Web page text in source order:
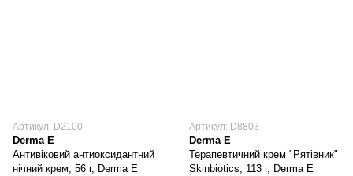
Артикул: D2100
Derma E
Антивіковий антиоксидантний
нічний крем, 56 г, Derma E
Артикул: D8803
Derma E
Терапевтичний крем "Рятівник"
Skinbiotics, 113 г, Derma E